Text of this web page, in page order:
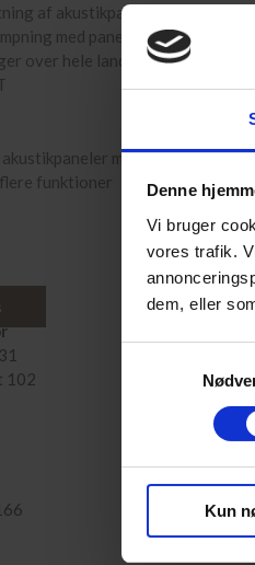
Denne
Vi bruger
vores trafik.
dem, eller
Kun
af akustikpaneler
med paneler
over hele landet
funktioner
102